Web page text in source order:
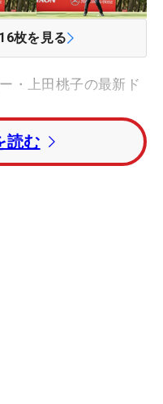
16枚を見る
・上田桃子の最新ド
読む